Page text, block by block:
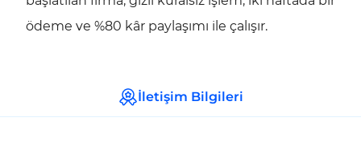
ödeme ve %80 kâr paylaşımı ile çalışır.
İletişim Bilgileri